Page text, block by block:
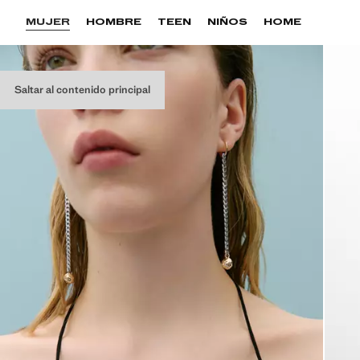
Saltar al contenido principal
MUJER HOMBRE TEEN NIÑOS HOME